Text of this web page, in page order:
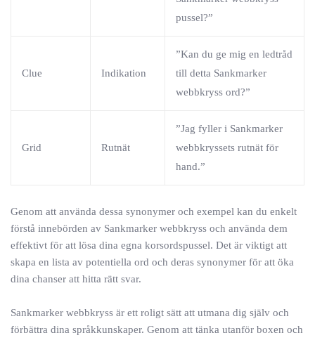
pussel?”
Clue Indikation
”Kan du ge mig en ledtråd
till detta Sankmarker
webbkryss ord?”
Grid Rutnät
”Jag fyller i Sankmarker
webbkryssets rutnät för
hand.”
Genom att använda dessa synonymer och exempel kan du enkelt
förstå innebörden av Sankmarker webbkryss och använda dem
effektivt för att lösa dina egna korsordspussel. Det är viktigt att
skapa en lista av potentiella ord och deras synonymer för att öka
dina chanser att hitta rätt svar.
Sankmarker webbkryss är ett roligt sätt att utmana dig själv och
förbättra dina språkkunskaper. Genom att tänka utanför boxen och